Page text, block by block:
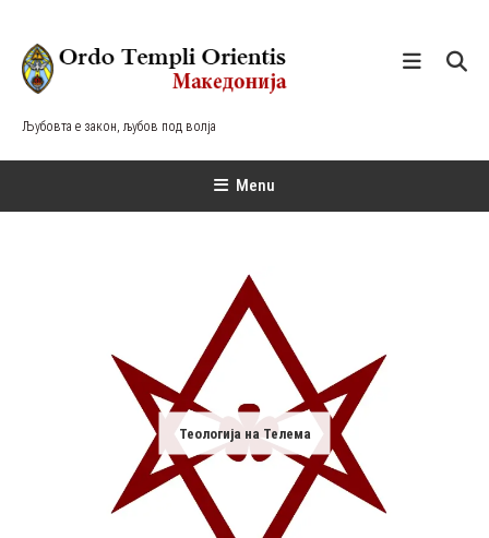
Content
Љубовта е закон, љубов под волја
Menu
Теологија на Телема